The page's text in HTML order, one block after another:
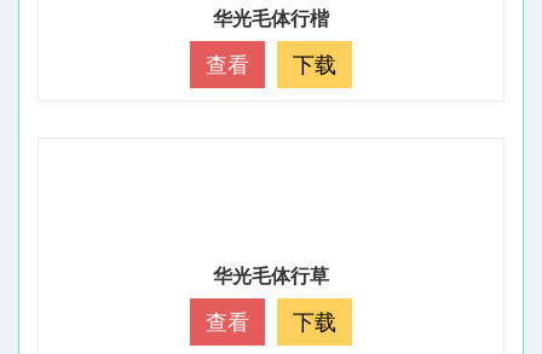
华光毛体行楷
查看 下载
华光毛体行草
查看 下载